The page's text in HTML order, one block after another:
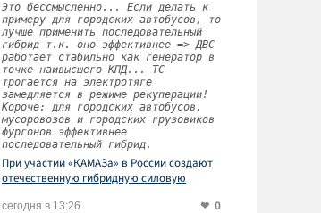
Это бессмысленно... Если делать к
примеру для городских автобусов, то
лучше применить последовательный
гибрид т.к. оно эффективнее => ДВС
работает стабильно как генератор в
точке наивысшего КПД... ТС
трогается на электротяге
замедляется в режиме рекуперации!
Короче: для городских автобусов,
мусоровозов и городских грузовиков
фургонов эффективнее
последовательный гибрид.
При участии «КАМАЗа» в России создают
отечественную гибридную силовую
сегодня в 13:26 0